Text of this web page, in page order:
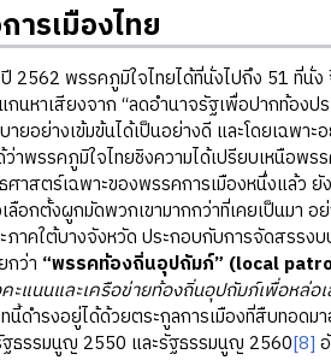
รเมืองไทย
พรรคภูมิใจไทยได้ที่นั่งไปถึง 51 ที่นั่ง
นหาเสียงจาก “ลดอำนาจรัฐเพื่อปากท้อง
ายอย่างเข้มข้นได้เป็นอย่างดี และโดยเฉพ
าพรรคภูมิใจไทยชิงความได้เปรียบเหนือพ
าสตร์เฉพาะของพรรคการเมืองหนึ่งแล้ว ยั
ลือกตั้งผูกมัดพวกเขามากกว่าที่เคยเป็นม
าคใต้บางจังหวัด ประกอบกับการจัดสรรง
กว่า “พรรคท้องถิ่นอุปถัมภ์” (local
คะแนนและเครือข่ายท้องถิ่นอุปถัมภ์เพื่อห
นี้ดำรงอยู่ได้ด้วยตระกูลการเมืองที่สืบทอดม
ธรรมนูญ 2550 และรัฐธรรมนูญ 2560[8]